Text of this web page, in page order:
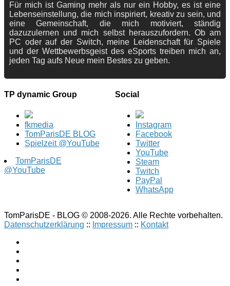
Für mich ist Gaming mehr als nur ein Hobby, es ist eine
Lebenseinstellung, die mich inspiriert, kreativ zu sein, und
eine Gemeinschaft, die mich motiviert, ständig
dazuzulernen und mich selbst herauszufordern. Ob am
PC oder auf der Switch, meine Leidenschaft für Spiele
und der Wettbewerbsgeist des eSports treiben mich an,
jeden Tag aufs Neue mein Bestes zu geben.
TP dynamic Group
fkmedia
TomParisDE BLOG
Spielzeit @YouTube
TomParisDE
@YouTube
Social
Instagram
Facebook
Twitter
YouTube
Steam
Twitch
PayPal
WhatsApp
TomParisDE - BLOG © 2008-2026. Alle Rechte vorbehalten.
Datenschutzerklärung :: Impressum :: Kontakt